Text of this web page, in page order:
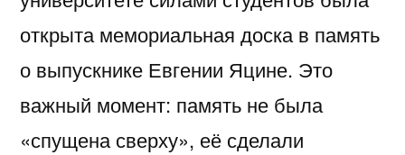
открыта мемориальная доска в память
о выпускнике Евгении Яцине. Это
важный момент: память не была
«спущена сверху», её сделали